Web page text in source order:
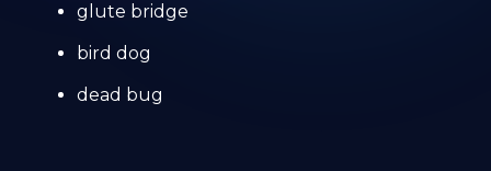
glute bridge
bird dog
dead bug